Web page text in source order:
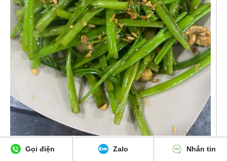
Gọi điện Zalo Nhắn tin